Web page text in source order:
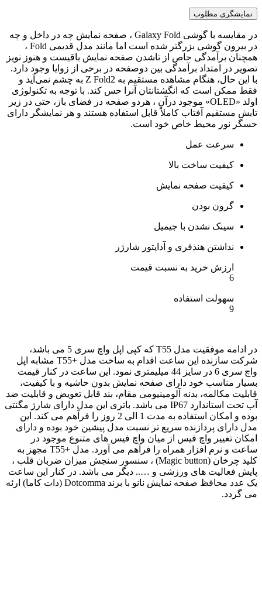
نمایشگری مطلوب
در مقایسه با گوشی Galaxy Fold ، صفحه نمایش چه در داخل و چه
در بیرون گوشی بزرگتر شده است اما مانند مدل قدیمی Fold ،
همچنان برآمدگی حاص از تاشدن صفحه نمایش باقیست و هنوز نویز
تصویر در امتداد برآمدگی بین دوصفحه در برخی از زوایا وجود دارد.
با این حال، هنگام مشاهده مستقیم به Z Fold2 به چشم نمی‌آید و
فقط ممکن است که انگشتانتان آن‍را حس کند. با توجه به تکنولوژی
اولد «OLED» موجود درآن ، هردو صفحه در فضای باز، حتی در زیر
تابش مستقیم آفتاب کاملاً قابل استفاده هستند و هر نمایشگر دارای
حسگر نور محیط خاص خود است.
سرعت عمل
کیفیت ساخت بالا
کیفیت صفحه نمایش
گرون بودن
سینک نشدن با جیمیل
نداشتن هنذفری و آداپتور شارژر
ارزش خرید به نسبت قیمت
6
سهولت استفاده
9
در ادامه موفقیت مدل T55 که کپی اپل واچ سری 5 می باشد،
شرکت سازنده این ساعت اقدام به ساخت مدل +T55 مشابه اپل
واچ سری 6 در سایز 44 میلیمتری نمود. این ساعت در کنار قیمت
بسیار مناسب خود دارای صفحه نمایش بدون حاشیه و با کیفیت،
قابلیت مکالمه، بدنه آلومینیومی مقام، بند قابل تعویض و قابلیت ضد
آب تحت استاندارد IP67 می باشد. باتری این مدل دارای شارژ مگنتی
بوده و امکان استفاده به مدت 1 الی 2 روز را فرآهم می کند. این
مدل دارای پردازنده سریع تر نسبت مدل پیشین خود بوده و دارای
امکان تغییر واچ فیس از میان واچ فیس های متنوع موجود در
ساعت و نرم افزار همراه را فرآهم می آورد. مدل +T55 مجهز به
کلید چرخان (Magic button) ، سنسور سنجش میزان ضربان قلب ،
پایش فعالیت های ورزشی و ….. دیگر می باشد. در کنار این ساعت
یک عدد محافظ صفحه نمایش نانو با برند Dotcomma (دات کاما) ارئه
می گردد.